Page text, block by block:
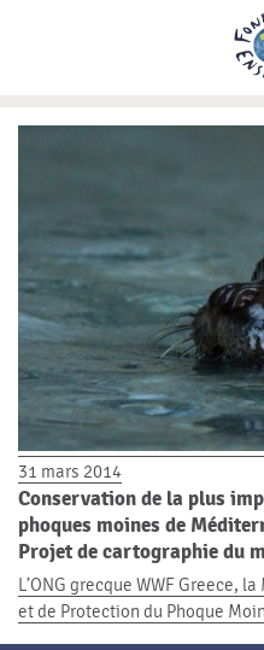
31 mars 2014
Conservation de la plus
phoques moines de
Projet de cartographie du
L’ONG grecque WWF Greece,
et de Protection du Phoque